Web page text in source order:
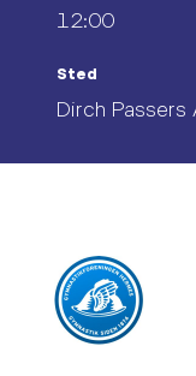
12:00
Sted
Dirch